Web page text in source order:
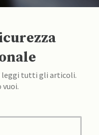
leggi tutti gli articoli.
vuoi.